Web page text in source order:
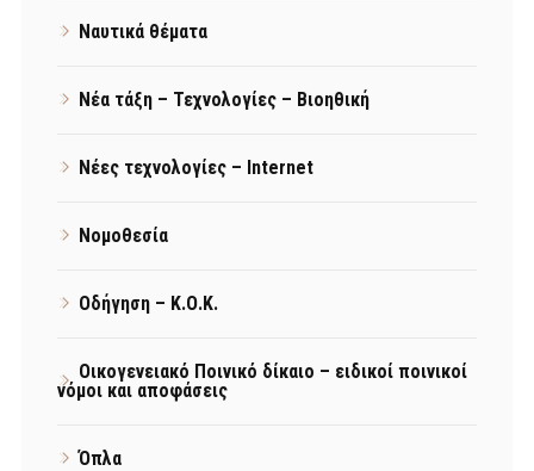
Ναυτικά θέματα
Νέα τάξη – Τεχνολογίες – Βιοηθική
Νέες τεχνολογίες – Internet
Νομοθεσία
Οδήγηση – Κ.Ο.Κ.
Οικογενειακό Ποινικό δίκαιο – ειδικοί ποινικοί
νόμοι και αποφάσεις
Όπλα